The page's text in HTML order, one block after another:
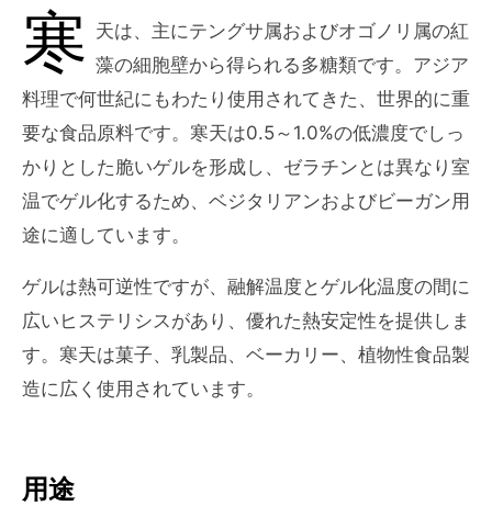
寒 天は、主にテングサ属およびオゴノリ属の紅
藻の細胞壁から得られる多糖類です。アジア
料理で何世紀にもわたり使用されてきた、世界的に重
要な食品原料です。寒天は0.5～1.0%の低濃度でしっ
かりとした脆いゲルを形成し、ゼラチンとは異なり室
温でゲル化するため、ベジタリアンおよびビーガン用
途に適しています。
ゲルは熱可逆性ですが、融解温度とゲル化温度の間に
広いヒステリシスがあり、優れた熱安定性を提供しま
す。寒天は菓子、乳製品、ベーカリー、植物性食品製
造に広く使用されています。
用途